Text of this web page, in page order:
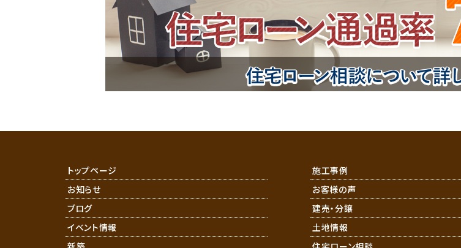
トップページ
お知らせ
ブログ
イベント情報
施工事例
お客様の声
建売・分譲
土地情報